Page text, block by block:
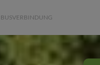
BUSVERBINDUNG